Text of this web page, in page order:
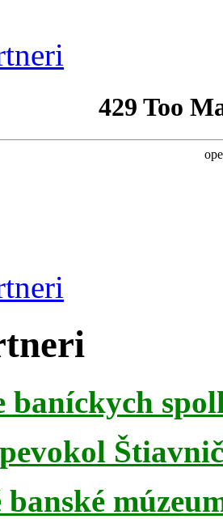
baníckych
banské